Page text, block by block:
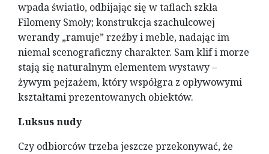
wpada światło, odbijając się w taflach szkła
Filomeny Smoły; konstrukcja szachulcowej
werandy „ramuje” rzeźby i meble, nadając im
niemal scenograficzny charakter. Sam klif i morze
stają się naturalnym elementem wystawy –
żywym pejzażem, który współgra z opływowymi
kształtami prezentowanych obiektów.
Luksus nudy
Czy odbiorców trzeba jeszcze przekonywać, że